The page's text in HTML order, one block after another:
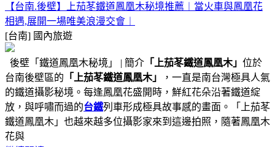
【台南.後壁】上茄苳鐵道鳳凰木秘境推薦︱當火車與鳳凰花
相遇,展開一場唯美浪漫交會︱
[台南] 國內旅遊
後壁「鐵道鳳凰木秘境」 | 簡介 「上茄苳鐵道鳳凰木」 位於
台南後壁區的 「上茄苳鐵道鳳凰木」
，一直是南台灣極具人氣
的鐵道攝影秘境。每逢鳳凰花盛開時，鮮紅花朵沿著鐵道綻
放，與呼嘯而過的台鐵列車形成極具故事感的畫面。「上茄苳
鐵道鳳凰木」也越來越多位攝影家來到這邊拍照，隨著鳳凰木
花與